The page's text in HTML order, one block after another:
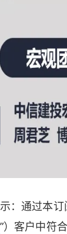
：通过本
”）客户中符